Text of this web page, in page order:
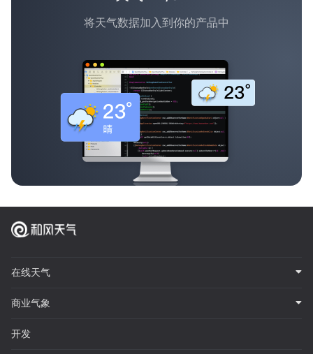
将天气数据加入到你的产品中
在线天气
商业气象
开发